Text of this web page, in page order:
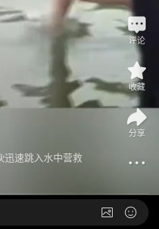
迅速跳入水中营救
评论
收藏
分享